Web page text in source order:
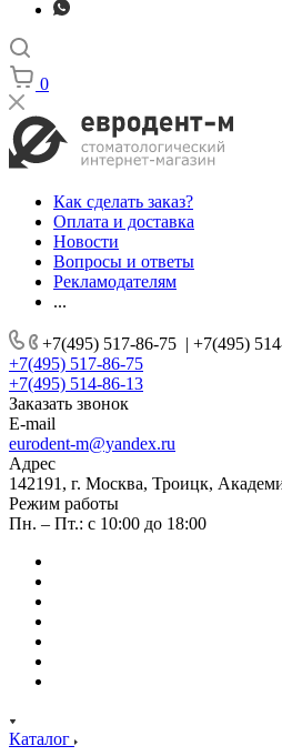
0
Как сделать заказ?
Оплата и доставка
Новости
Вопросы и ответы
Рекламодателям
...
+7(495) 517-86-75 | +7(495)
+7(495) 517-86-75
+7(495) 514-86-13
Заказать звонок
E-mail
eurodent-m@yandex.ru
Адрес
142191, г. Москва, Троицк,
Режим работы
Пн. – Пт.: с 10:00 до 18:00
Каталог